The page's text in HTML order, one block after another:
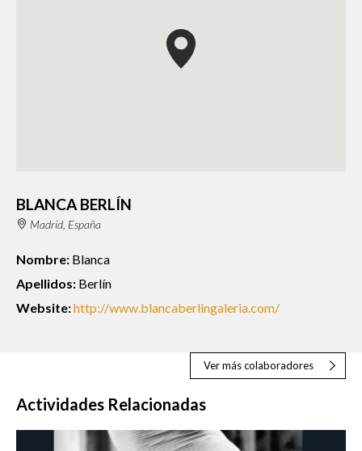
BLANCA BERLÍN
Madrid, España
Nombre: Blanca
Apellidos: Berlín
Website:http://www.blancaberlingaleria.com/
Ver más colaboradores
Actividades Relacionadas